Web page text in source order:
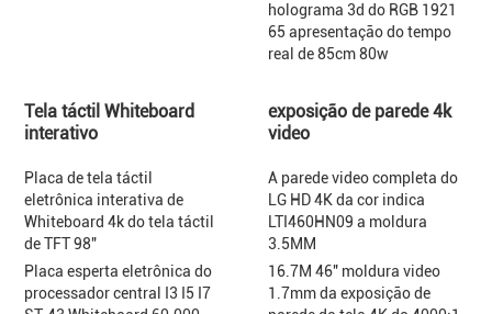
holograma 3d do RGB 1921
65 apresentação do tempo
real de 85cm 80w
Tela táctil Whiteboard
interativo
Placa de tela táctil
eletrônica interativa de
Whiteboard 4k do tela táctil
de TFT 98"
Placa esperta eletrônica do
processador central I3 I5 I7
exposição de parede 4k
video
A parede video completa do
LG HD 4K da cor indica
LTI460HN09 a moldura
3.5MM
16.7M 46" moldura video
1.7mm da exposição de